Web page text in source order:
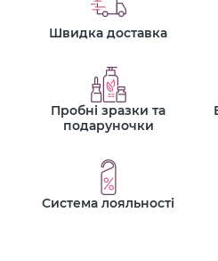
Швидка доставка
Пробні зразки та
подаруночки
Система лояльності